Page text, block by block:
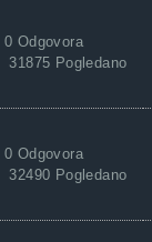
0 Odgovora
31875 Pogledano
0 Odgovora
32490 Pogledano